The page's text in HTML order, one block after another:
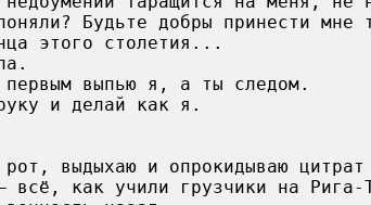
Будьте добры принести мне
этого столетия...
выпью я, а ты следом.
и делай как я.
рот, выдыхаю и опрокидываю
всё, как учили грузчики на Рига-